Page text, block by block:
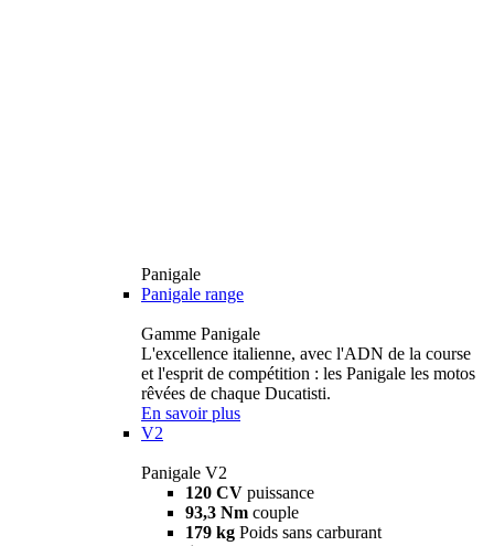
Panigale
Panigale range
Gamme Panigale
L'excellence italienne, avec l'ADN de la course
et l'esprit de compétition : les Panigale les motos
rêvées de chaque Ducatisti.
En savoir plus
V2
Panigale V2
120 CV puissance
93,3 Nm couple
179 kg Poids sans carburant